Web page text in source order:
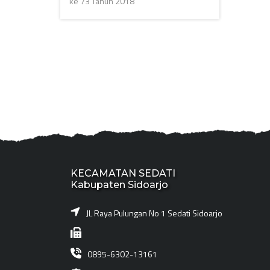
KECAMATAN SEDATI
Kabupaten Sidoarjo
JL Raya Pulungan No 1 Sedati Sidoarjo
0895-6302-13161